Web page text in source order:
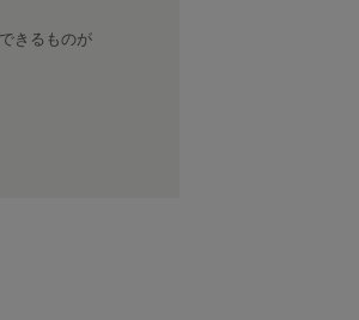
きるものが